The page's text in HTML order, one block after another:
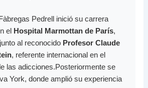
Pedrell inició su carrera
el Hospital Marmottan de París,
al reconocido Profesor Claude
, referente internacional en el
las adicciones.Posteriormente se
York, donde amplió su experiencia